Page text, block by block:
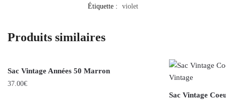
Étiquette :
violet
Produits similaires
Sac Vintage Années 50 Marron
37.00€
Sac Vintage